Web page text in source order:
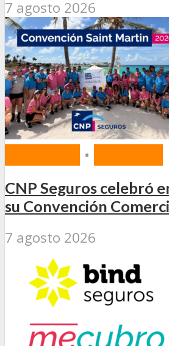
7 agosto 2026
•
CNP Seguros celebró
su Convención
7 agosto 2026